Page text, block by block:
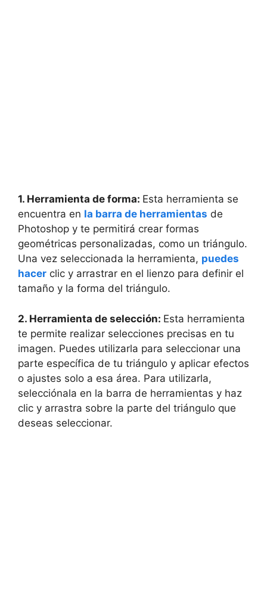
1. Herramienta de forma: Esta herramienta se
encuentra en la barra de herramientas de
Photoshop y te permitirá crear formas
geométricas personalizadas, como un triángulo.
Una vez seleccionada la herramienta, puedes
hacer clic y arrastrar en el lienzo para definir el
tamaño y la forma del triángulo.
2. Herramienta de selección: Esta herramienta
te permite realizar selecciones precisas en tu
imagen. Puedes utilizarla para seleccionar una
parte específica de tu triángulo y aplicar efectos
o ajustes solo a esa área. Para utilizarla,
selecciónala en la barra de herramientas y haz
clic y arrastra sobre la parte del triángulo que
deseas seleccionar.